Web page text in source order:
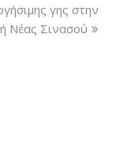
γης στην
Νέας Σινασού